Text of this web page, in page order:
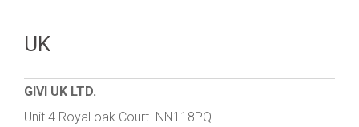
UK
GIVI UK LTD.
Unit 4 Royal oak Court. NN118PQ